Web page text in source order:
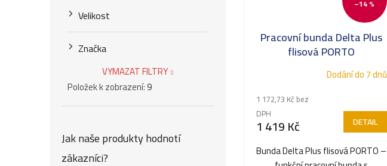
Velikost
Značka
VYMAZAT FILTRY
Položek k zobrazení:9
Jak naše produkty hodnotí
zákazníci?
–14 %
Pracovní bunda Delta Plus
flisová PORTO
Dodání do 7 dnů
1 172,73 Kč bez
DPH
1 419 Kč DETAIL
Bunda Delta Plus flisová PORTO –